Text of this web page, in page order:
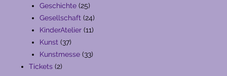
Geschichte 2525
Produkte
Gesellschaft 2424
Produkte
KinderAtelier 1111
Kunst 3737
Produkte
Kunstmesse 3333
Tickets 22